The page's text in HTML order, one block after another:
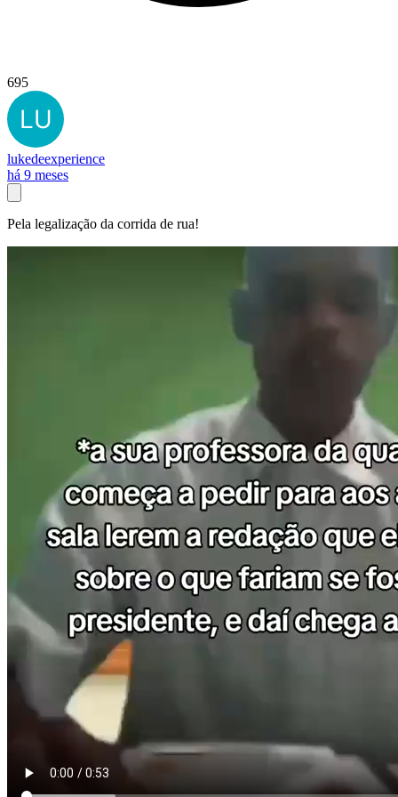
695
lukedeexperience
há 9 meses
Pela legalização da corrida de rua!